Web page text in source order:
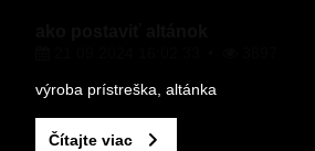
výroba prístreška, altánka
Čítajte viac